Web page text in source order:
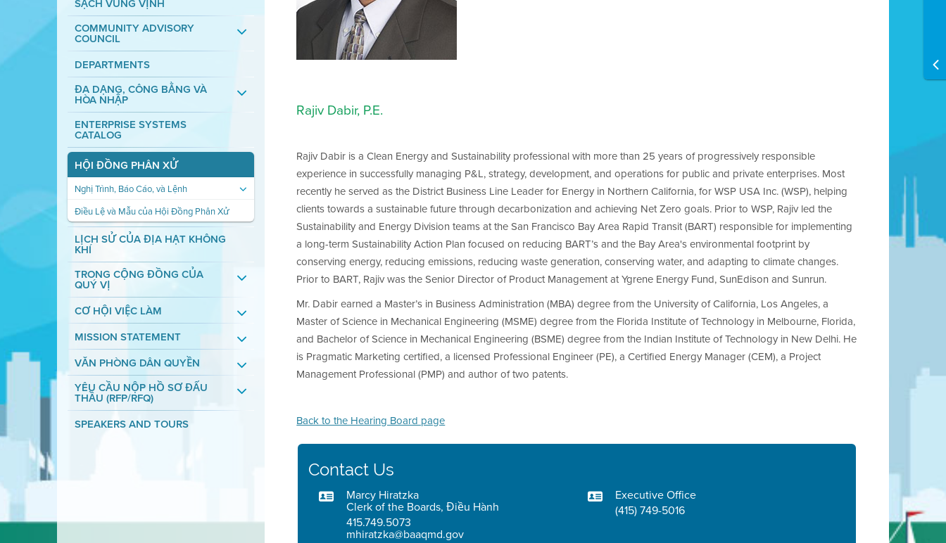
SẠCH VÙNG VỊNH
COMMUNITY ADVISORY
COUNCIL
DEPARTMENTS
ĐA DẠNG, CÔNG BẰNG VÀ
HÒA NHẬP
ENTERPRISE SYSTEMS
CATALOG
HỘI ĐỒNG PHÂN XỬ
Nghị Trình, Báo Cáo, và Lệnh
Điều Lệ và Mẫu của Hội Đồng Phân Xử
LỊCH SỬ CỦA ĐỊA HẠT KHÔNG
KHÍ
TRONG CỘNG ĐỒNG CỦA
QUÝ VỊ
CƠ HỘI VIỆC LÀM
MISSION STATEMENT
VĂN PHÒNG DÂN QUYỀN
YÊU CẦU NỘP HỒ SƠ ĐẤU
THẦU (RFP/RFQ)
SPEAKERS AND TOURS
Rajiv Dabir, P.E.
Rajiv Dabir is a Clean Energy and Sustainability professional with more than 25 years of progressively responsible
experience in successfully managing P&L, strategy, development, and operations for public and private enterprises. Most
recently he served as the District Business Line Leader for Energy in Northern California, for WSP USA Inc. (WSP), helping
clients towards a sustainable future through decarbonization and achieving Net Zero goals. Prior to WSP, Rajiv led the
Sustainability and Energy Division teams at the San Francisco Bay Area Rapid Transit (BART) responsible for implementing
a long-term Sustainability Action Plan focused on reducing BART’s and the Bay Area's environmental footprint by
conserving energy, reducing emissions, reducing waste generation, conserving water, and adapting to climate changes.
Prior to BART, Rajiv was the Senior Director of Product Management at Ygrene Energy Fund, SunEdison and Sunrun.
Mr. Dabir earned a Master’s in Business Administration (MBA) degree from the University of California, Los Angeles, a
Master of Science in Mechanical Engineering (MSME) degree from the Florida Institute of Technology in Melbourne, Florida,
and Bachelor of Science in Mechanical Engineering (BSME) degree from the Indian Institute of Technology in New Delhi. He
is Pragmatic Marketing certified, a licensed Professional Engineer (PE), a Certified Energy Manager (CEM), a Project
Management Professional (PMP) and author of two patents.
Back to the Hearing Board page
Contact Us
Marcy Hiratzka
Clerk of the Boards, Điều Hành
415.749.5073
mhiratzka@baaqmd.gov
Executive Office
(415) 749-5016